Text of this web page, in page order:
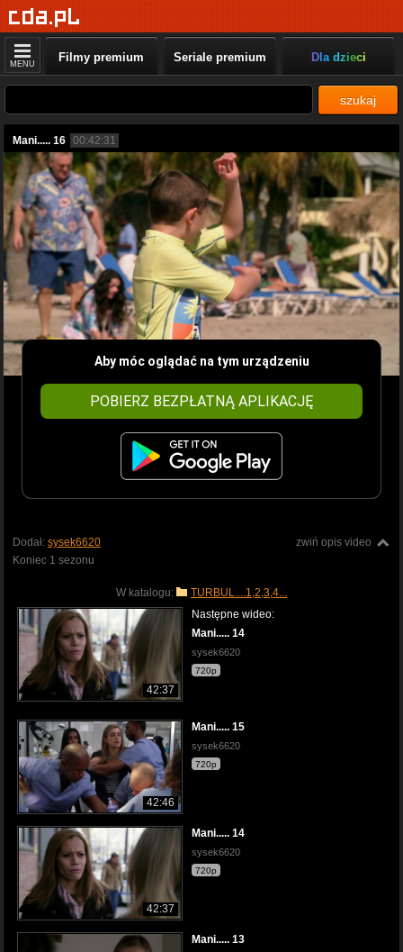
MENU Filmy premium Seriale premium Dla dzieci
szukaj
Mani..... 16 00:42:31
Aby móc oglądać na tym urządzeniu
POBIERZ BEZPŁATNĄ APLIKACJĘ
zwiń opis video
Dodał: sysek6620
Koniec 1 sezonu
W katalogu: TURBUL....1,2,3,4...
42:37
Następne wideo:
Mani..... 14
sysek6620
720p
42:46
Mani..... 15
sysek6620
720p
42:37
Mani..... 14
sysek6620
720p
Mani..... 13